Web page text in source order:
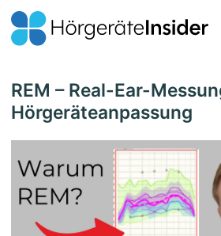
REM – Real-Ear-
Hörgeräteanpassung